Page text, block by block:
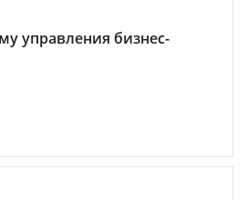
управления бизнес-